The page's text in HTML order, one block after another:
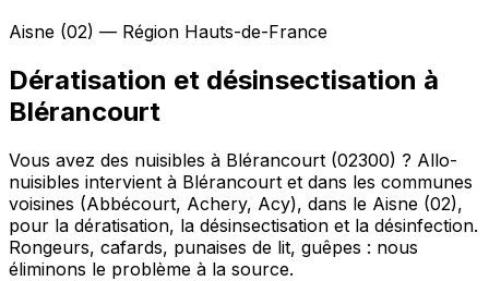
Aisne (02) — Région Hauts-de-France
Dératisation et désinsectisation à
Blérancourt
Vous avez des nuisibles à Blérancourt (02300) ? Allo-
nuisibles intervient à Blérancourt et dans les communes
voisines (Abbécourt, Achery, Acy), dans le Aisne (02),
pour la dératisation, la désinsectisation et la désinfection.
Rongeurs, cafards, punaises de lit, guêpes : nous
éliminons le problème à la source.